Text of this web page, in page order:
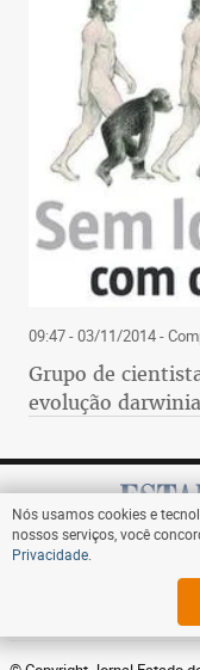
09:47 - 03/11/2014-
Grupo de
evolução
Nós usamos cookies e
nossos serviços, você
Privacidade